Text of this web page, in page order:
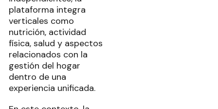
plataforma integra
verticales como
nutrición, actividad
física, salud y aspectos
relacionados con la
gestión del hogar
dentro de una
experiencia unificada.